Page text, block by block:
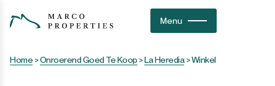
Menu
Home >Onroerend Goed Te Koop >La Heredia>Winkel